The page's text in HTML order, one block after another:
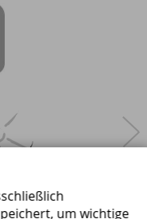
um wichtige